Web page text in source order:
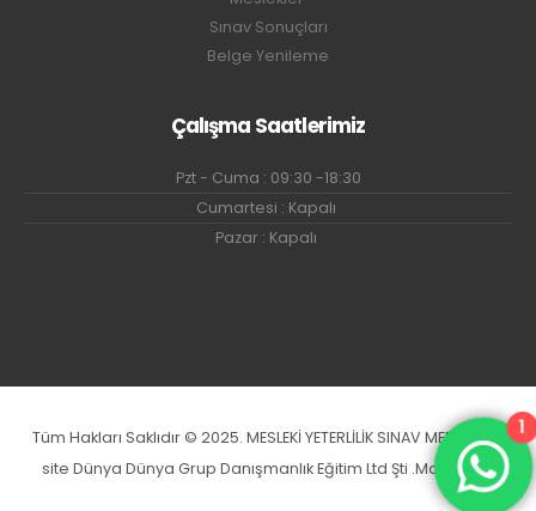
Sınav Sonuçları
Belge Yenileme
Çalışma Saatlerimiz
Pzt - Cuma : 09:30 -18:30
Cumartesi : Kapalı
Pazar : Kapalı
Tüm Hakları Saklıdır © 2025. MESLEKİ YETERLİLİK SINAV MERKEZİ.Bu
site Dünya Dünya Grup Danışmanlık Eğitim Ltd Şti .Markasıdır